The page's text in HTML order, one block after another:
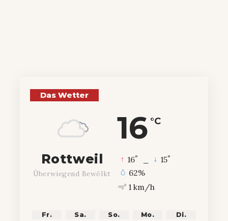
Das Wetter
16 °C
Rottweil
Überwiegend Bewölkt
16° 15°
62%
1 km/h
Fr. Sa. So. Mo. Di.